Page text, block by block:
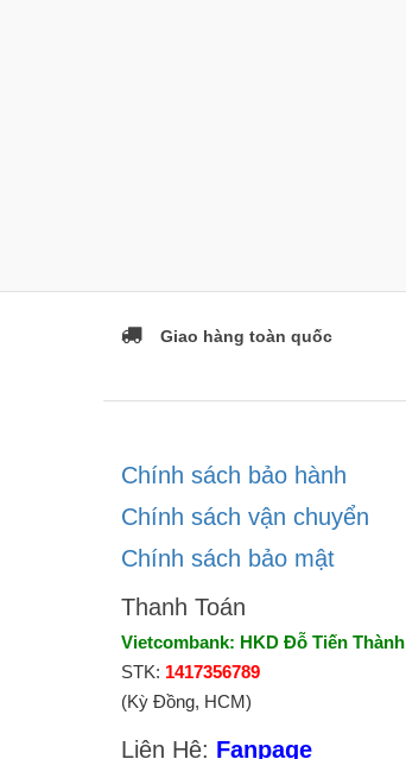
Giao hàng toàn quốc
Chính sách bảo hành
Chính sách vận chuyển
Chính sách bảo mật
Thanh Toán
Vietcombank: HKD Đỗ Tiến Thành
STK: 1417356789
(Kỳ Đồng, HCM)
Liên Hệ: Fanpage